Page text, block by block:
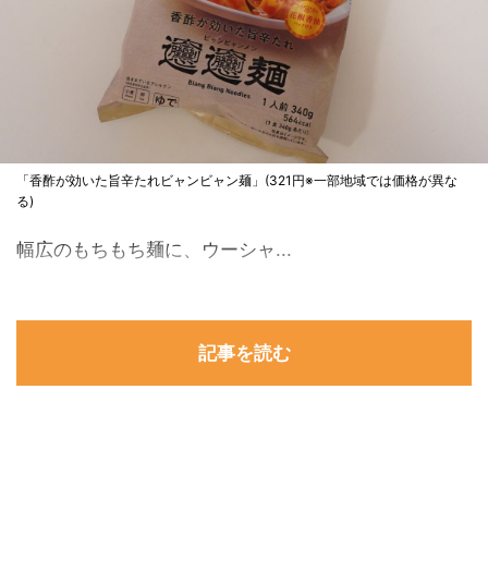
「香酢が効いた旨辛たれビャンビャン麺」(321円※一部地域では価格が異な
る)
幅広のもちもち麺に、ウーシャ...
記事を読む